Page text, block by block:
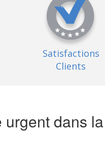
Satisfactions
Clients
dans